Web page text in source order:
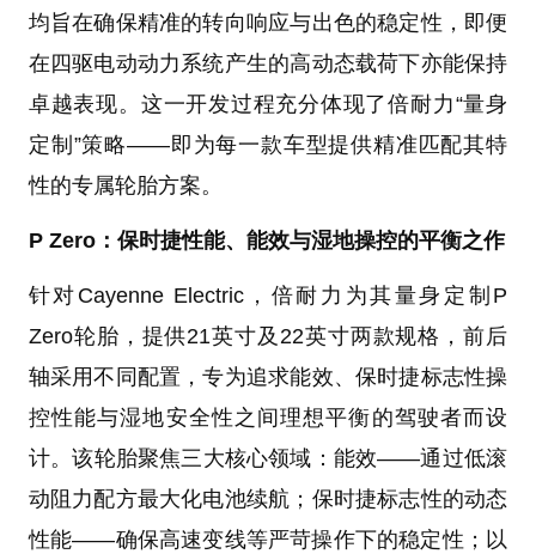
均旨在确保精准的转向响应与出色的稳定性，即便
在四驱电动动力系统产生的高动态载荷下亦能保持
卓越表现。这一开发过程充分体现了倍耐力“量身
定制”策略——即为每一款车型提供精准匹配其特
性的专属轮胎方案。
P Zero：保时捷性能、能效与湿地操控的平衡之作
针对Cayenne Electric，倍耐力为其量身定制P
Zero轮胎，提供21英寸及22英寸两款规格，前后
轴采用不同配置，专为追求能效、保时捷标志性操
控性能与湿地安全性之间理想平衡的驾驶者而设
计。该轮胎聚焦三大核心领域：能效——通过低滚
动阻力配方最大化电池续航；保时捷标志性的动态
性能——确保高速变线等严苛操作下的稳定性；以